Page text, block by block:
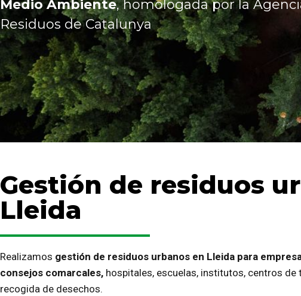
Medio Ambiente, homologada por la
Residuos de Catalunya
Gestión de residuos
Lleida
Realizamos gestión de residuos urbanos en Lleida para
consejos comarcales, hospitales, escuelas, institutos, centros
recogida de desechos.